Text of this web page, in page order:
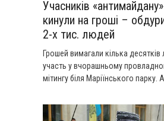
Учасників «антимайдану»
кинули на гроші –
2-х тис. людей
Грошей вимагали кілька
участь у вчорашньому
мітингу біля Маріїнського парку.
регіонів – стверджують, що з
розрахувалися.